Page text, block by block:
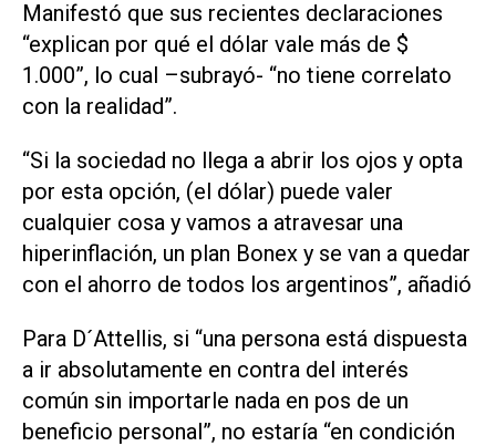
Manifestó que sus recientes declaraciones
“explican por qué el dólar vale más de $
1.000”, lo cual –subrayó- “no tiene correlato
con la realidad”.
“Si la sociedad no llega a abrir los ojos y opta
por esta opción, (el dólar) puede valer
cualquier cosa y vamos a atravesar una
hiperinflación, un plan Bonex y se van a quedar
con el ahorro de todos los argentinos”, añadió
Para D´Attellis, si “una persona está dispuesta
a ir absolutamente en contra del interés
común sin importarle nada en pos de un
beneficio personal”, no estaría “en condición